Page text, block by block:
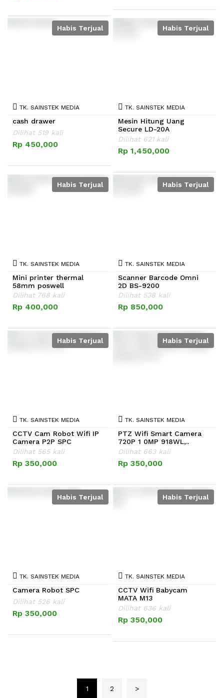
Habis Terjual
TK. SAINSTEK MEDIA
cash drawer
Dilihat 519 kali
Rp 450,000
Habis Terjual
TK. SAINSTEK MEDIA
Mesin Hitung Uang
Secure LD-20A
Dilihat 621 kali
Rp 1,450,000
Habis Terjual
TK. SAINSTEK MEDIA
Mini printer thermal
58mm poswell
Dilihat 768 kali
Rp 400,000
Habis Terjual
TK. SAINSTEK MEDIA
Scanner Barcode Omni
2D BS-9200
Dilihat 538 kali
Rp 850,000
Habis Terjual
TK. SAINSTEK MEDIA
CCTV Cam Robot Wifi IP
Camera P2P SPC
Dilihat 565 kali
Rp 350,000
Habis Terjual
TK. SAINSTEK MEDIA
PTZ Wifi Smart Camera
720P 1 0MP 918WL,..
Dilihat 663 kali
Rp 350,000
Habis Terjual
TK. SAINSTEK MEDIA
Camera Robot SPC
Dilihat 526 kali
Rp 350,000
Habis Terjual
TK. SAINSTEK MEDIA
CCTV Wifi Babycam
MATA M13
Dilihat 636 kali
Rp 350,000
1 2 >